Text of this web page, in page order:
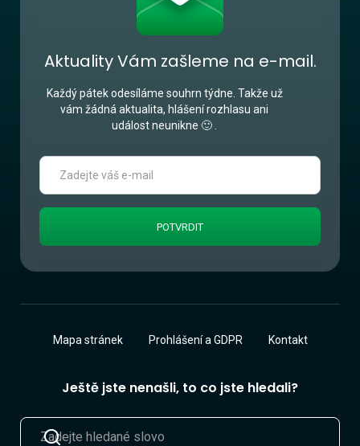
Aktuality Vám zašleme na e-mail.
Každý pátek odesíláme souhrn týdne. Takže už
vám žádná aktualita, hlášení rozhlasu ani
událost neunikne 🙂 .
Ještě jste nenašli, to co jste hledali?
Mapa stránek Prohlášení a GDPR Kontakt